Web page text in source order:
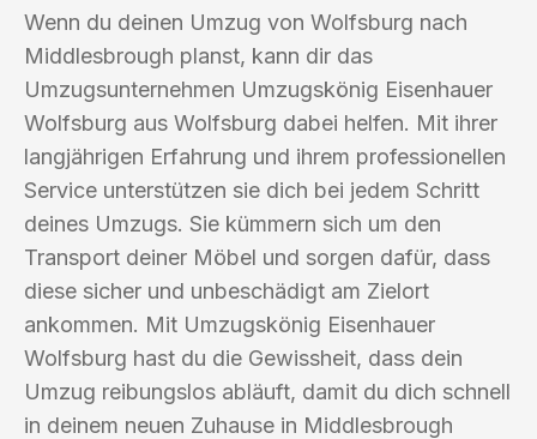
Wenn du deinen Umzug von Wolfsburg nach
Middlesbrough planst, kann dir das
Umzugsunternehmen Umzugskönig Eisenhauer
Wolfsburg aus Wolfsburg dabei helfen. Mit ihrer
langjährigen Erfahrung und ihrem professionellen
Service unterstützen sie dich bei jedem Schritt
deines Umzugs. Sie kümmern sich um den
Transport deiner Möbel und sorgen dafür, dass
diese sicher und unbeschädigt am Zielort
ankommen. Mit Umzugskönig Eisenhauer
Wolfsburg hast du die Gewissheit, dass dein
Umzug reibungslos abläuft, damit du dich schnell
in deinem neuen Zuhause in Middlesbrough